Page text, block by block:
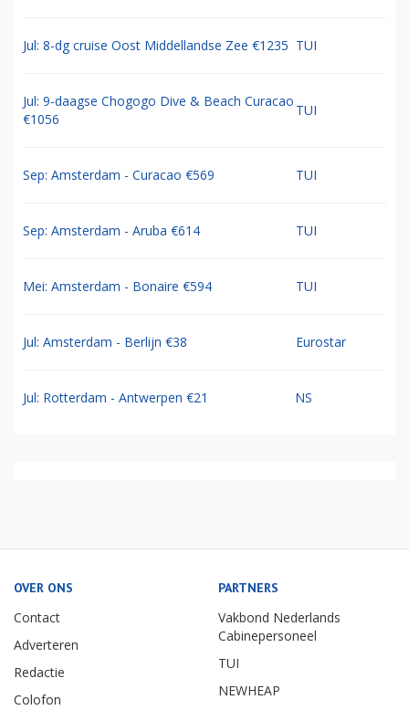
Jul: 8-dg cruise Oost Middellandse Zee €1235 TUI
Jul: 9-daagse Chogogo Dive & Beach Curacao
€1056
TUI
Sep: Amsterdam - Curacao €569 TUI
Sep: Amsterdam - Aruba €614 TUI
Mei: Amsterdam - Bonaire €594 TUI
Jul: Amsterdam - Berlijn €38 Eurostar
Jul: Rotterdam - Antwerpen €21 NS
OVER ONS
Contact
Adverteren
Redactie
Colofon
PARTNERS
Vakbond Nederlands
Cabinepersoneel
TUI
NEWHEAP